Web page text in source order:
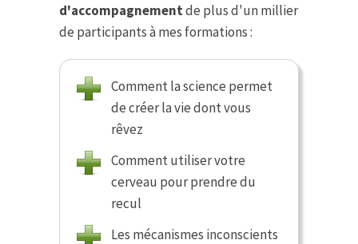
d'accompagnementde plus d'un millier
de participants à mes formations :
Comment la science permet
de créer la vie dont vous
rêvez
Comment utiliser votre
cerveau pour prendre du
recul
Les mécanismes inconscients